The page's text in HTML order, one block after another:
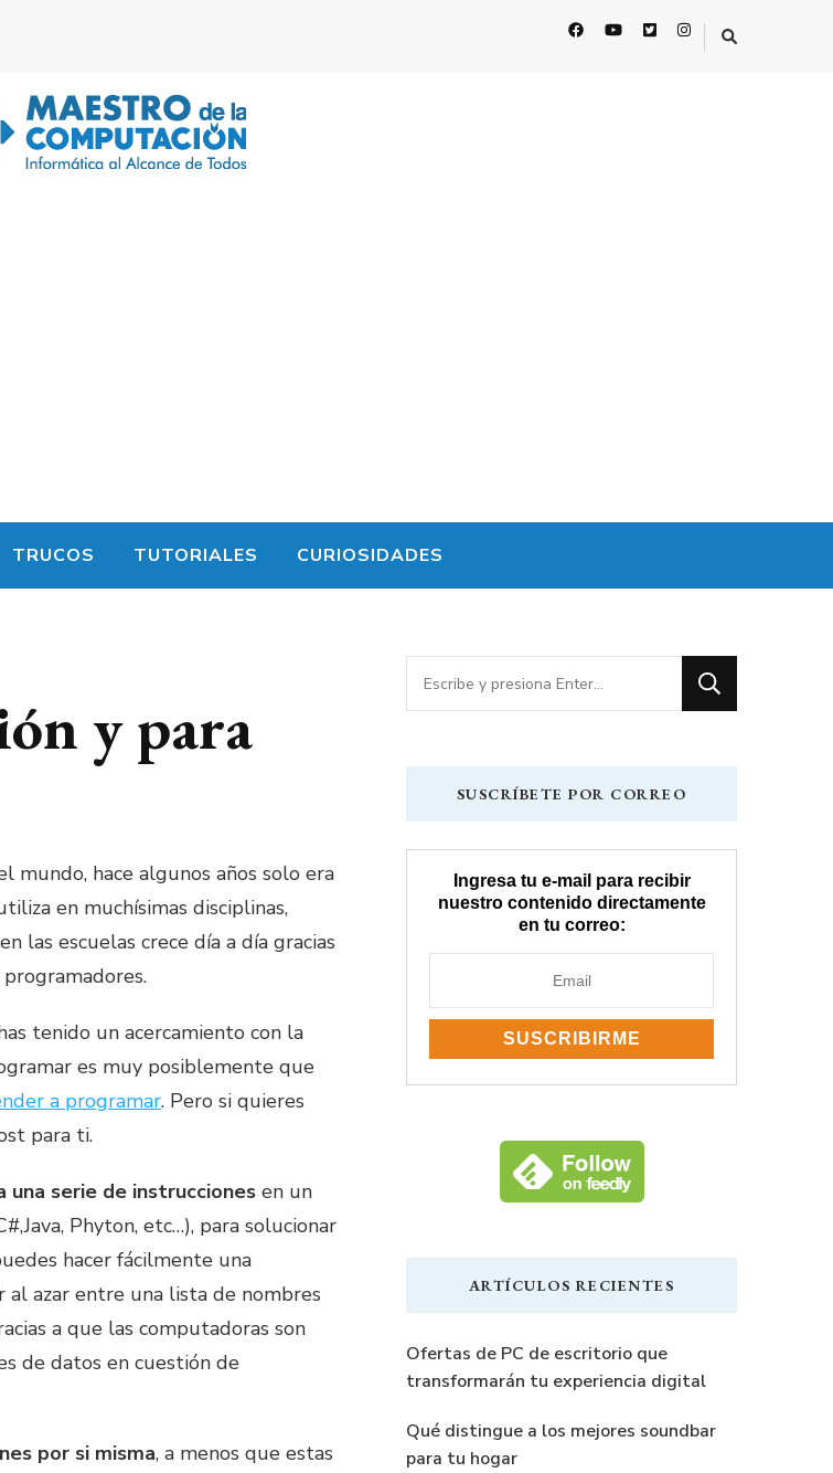
TRUCOS TUTORIALES CURIOSIDADES
y para
mundo, hace algunos años solo era
en muchísimas disciplinas,
las escuelas crece día a día gracias
tenido un acercamiento con la
es muy posiblemente que
a programar. Pero si quieres
para ti.
una serie de instrucciones en un
Phyton, etc…), para solucionar
hacer fácilmente una
azar entre una lista de nombres
a que las computadoras son
de datos en cuestión de
por si misma, a menos que estas
¿Buscas
algo?
SUSCRÍBETE POR CORREO
Ingresa tu e-mail para recibir
nuestro contenido directamente
en tu correo:
ARTÍCULOS RECIENTES
Ofertas de PC de escritorio que
transformarán tu experiencia digital
Qué distingue a los mejores soundbar
para tu hogar